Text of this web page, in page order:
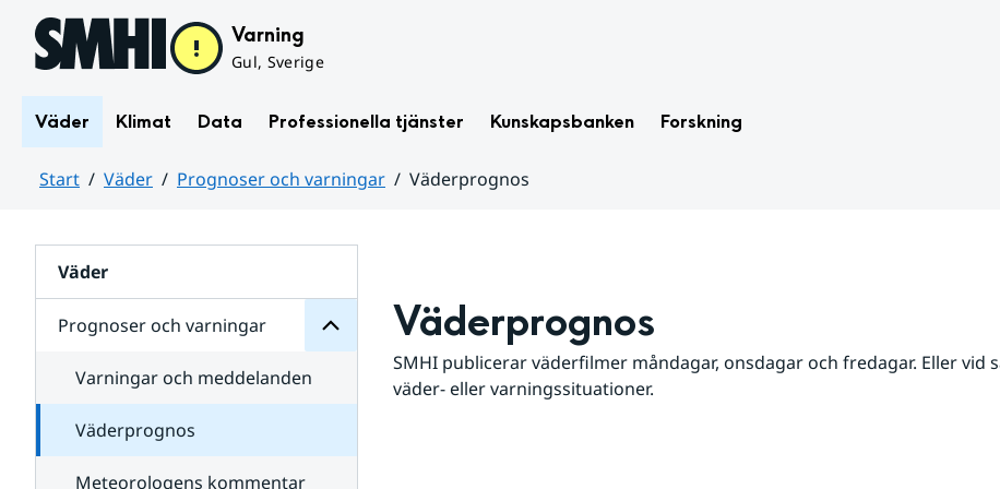
Hoppa till sidans innehåll Varning
Gul, Sverige
Väder Klimat Data Professionella tjänster Kunskapsbanken Forskning
Start Väder Prognoser och varningar
Väderprognos
Väder
Prognoser och varningar
för
varningar
Varningar och meddelanden
Väderprognos
Meteorologens kommentar
Väderprognos
SMHI publicerar väderfilmer måndagar, onsdagar och fredagar. Eller vid
väder- eller varningssituationer.